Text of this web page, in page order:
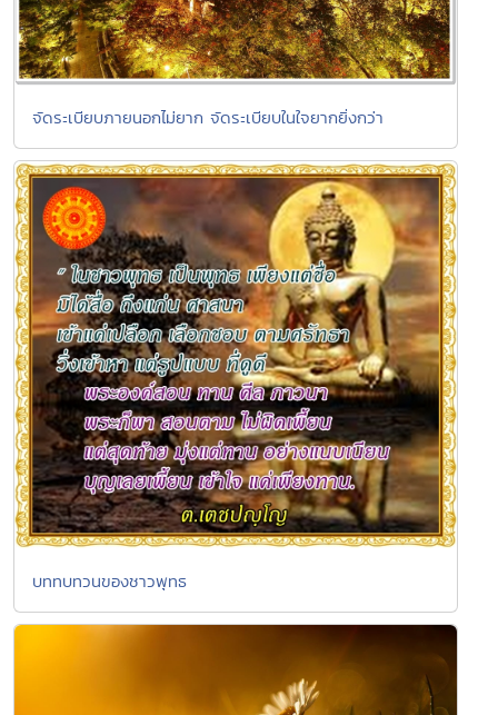
จัดระเบียบภายนอกไม่ยาก จัดระเบียบในใจยากยิ่งกว่า
บททบทวนของชาวพุทธ